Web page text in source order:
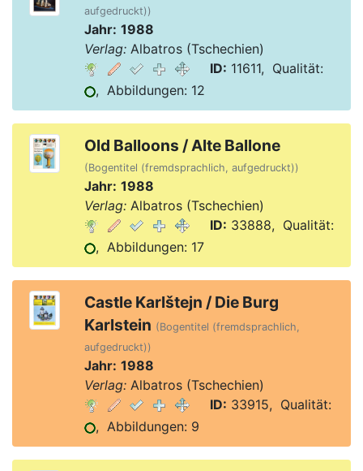
aufgedruckt))
Jahr: 1988
Verlag:Albatros (Tschechien)
ID: 11611, Qualität:
, Abbildungen: 12
Old Balloons / Alte Ballone
(Bogentitel (fremdsprachlich, aufgedruckt))
Jahr: 1988
Verlag:Albatros (Tschechien)
ID: 33888, Qualität:
, Abbildungen: 17
Castle Karlštejn / Die Burg
Karlstein (Bogentitel (fremdsprachlich,
aufgedruckt))
Jahr: 1988
Verlag:Albatros (Tschechien)
ID: 33915, Qualität:
, Abbildungen: 9